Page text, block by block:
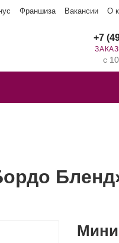
Франшиза Вакансии О
+7
с